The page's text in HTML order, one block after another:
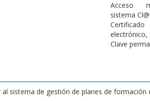
Acceso
sistema
Clave
sistema de gestión de planes de